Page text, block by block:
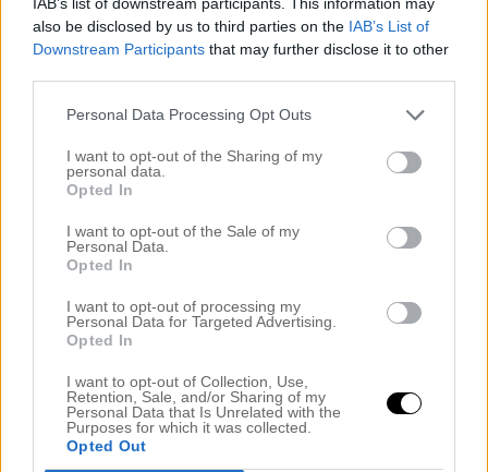
also be disclosed by us to third parties on the IAB’s List of
Downstream Participants that may further disclose it to other
Personal Data Processing Opt Outs
I want to opt-out of the Sharing of my
personal data.
Opted In
I want to opt-out of the Sale of my
Personal Data.
Opted In
I want to opt-out of processing my
Personal Data for Targeted Advertising.
Opted In
I want to opt-out of Collection, Use,
Retention, Sale, and/or Sharing of my
Personal Data that Is Unrelated with the
Purposes for which it was collected.
Opted Out
oktober 2024
september 2024
augusti 2024
maj 2024
mars 2024
februari 2024
januari 2024
november 2023
oktober 2023
september 2023
augusti 2023
juli 2023
juni 2023
april 2023
mars 2023
februari 2023
januari 2023